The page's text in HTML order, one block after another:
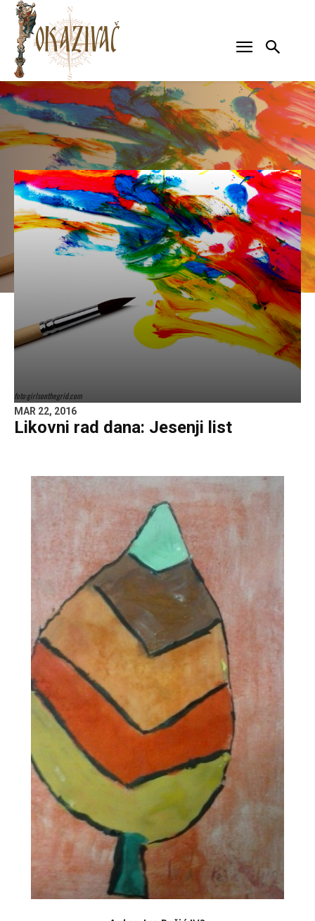
foto:girlsonthegrid.com
MAR 22, 2016
Likovni rad dana: Jesenji list